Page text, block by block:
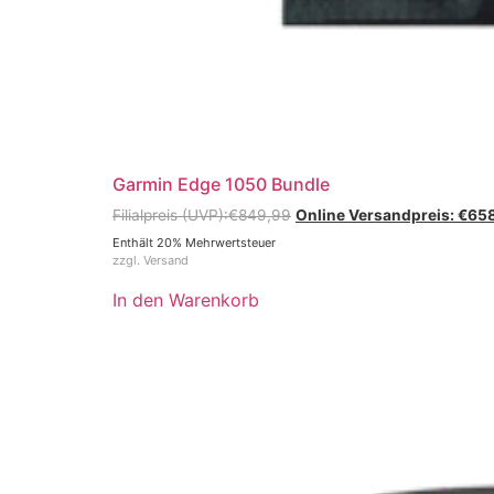
Garmin Edge 1050 Bundle
€849,99 €
Enthält 20% Mehrwertsteuer
zzgl. Versand
In den Warenkorb